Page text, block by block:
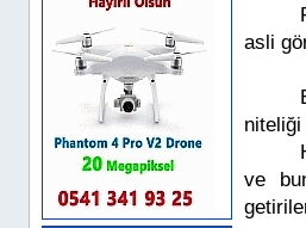
asli
niteliği
ve